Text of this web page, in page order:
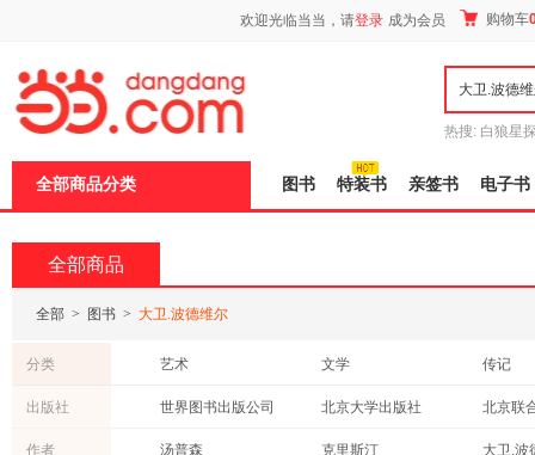
欢迎光临当当，请登录 成为会员 购物车
热搜: 白狼星
全部商品分类 图书 特装书 亲签书 电子书
全部商品
全部 > 图书 > 大卫.波德维尔
分类 艺术 文学
传记
社会科学
文化
小说
出版社 世界图书出版公司 北京大学出版社
北京联
花城出版社 京华出
作者 汤普森 克里斯汀
大卫.波
页
加